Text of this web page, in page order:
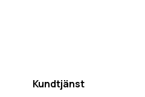
Kundtjänst